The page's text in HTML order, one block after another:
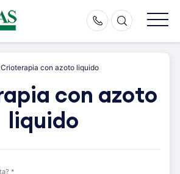
Crioterapia con azoto liquido
con azoto
liquido
*